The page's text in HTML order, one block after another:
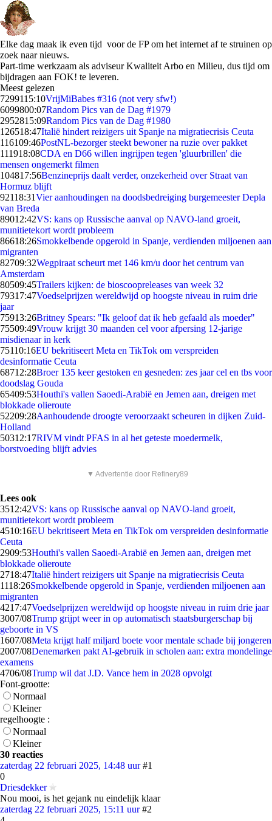
Elke dag maak ik even tijd voor de FP om het internet af te struinen op
zoek naar nieuws.
Part-time werkzaam als adviseur Kwaliteit Arbo en Milieu, dus tijd om
bijdragen aan FOK! te leveren.
Meest gelezen
7299115:10VrijMiBabes #316 (not very sfw!)
6099800:07Random Pics van de Dag #1979
2952815:09Random Pics van de Dag #1980
126518:47Italië hindert reizigers uit Spanje na migratiecrisis Ceuta
116109:46PostNL-bezorger steekt bewoner na ruzie over pakket
111918:08CDA en D66 willen ingrijpen tegen 'gluurbrillen' die
mensen ongemerkt filmen
104817:56Benzineprijs daalt verder, onzekerheid over Straat van
Hormuz blijft
92118:31Vier aanhoudingen na doodsbedreiging burgemeester Depla
van Breda
89012:42VS: kans op Russische aanval op NAVO-land groeit,
munitietekort wordt probleem
86618:26Smokkelbende opgerold in Spanje, verdienden miljoenen aan
migranten
82709:32Wegpiraat scheurt met 146 km/u door het centrum van
Amsterdam
80509:45Trailers kijken: de bioscoopreleases van week 32
79317:47Voedselprijzen wereldwijd op hoogste niveau in ruim drie
jaar
75913:26Britney Spears: "Ik geloof dat ik heb gefaald als moeder"
75509:49Vrouw krijgt 30 maanden cel voor afpersing 12-jarige
misdienaar in kerk
75110:16EU bekritiseert Meta en TikTok om verspreiden
desinformatie Ceuta
68712:28Broer 135 keer gestoken en gesneden: zes jaar cel en tbs voor
doodslag Gouda
65409:53Houthi's vallen Saoedi-Arabië en Jemen aan, dreigen met
blokkade olieroute
52209:28Aanhoudende droogte veroorzaakt scheuren in dijken Zuid-
Holland
50312:17RIVM vindt PFAS in al het geteste moedermelk,
borstvoeding blijft advies
▼ Advertentie door Refinery89
Lees ook
3512:42VS: kans op Russische aanval op NAVO-land groeit,
munitietekort wordt probleem
4510:16EU bekritiseert Meta en TikTok om verspreiden desinformatie
Ceuta
2909:53Houthi's vallen Saoedi-Arabië en Jemen aan, dreigen met
blokkade olieroute
2718:47Italië hindert reizigers uit Spanje na migratiecrisis Ceuta
1118:26Smokkelbende opgerold in Spanje, verdienden miljoenen aan
migranten
4217:47Voedselprijzen wereldwijd op hoogste niveau in ruim drie jaar
3007/08Trump grijpt weer in op automatisch staatsburgerschap bij
geboorte in VS
1607/08Meta krijgt half miljard boete voor mentale schade bij jongeren
2007/08Denemarken pakt AI-gebruik in scholen aan: extra mondelinge
examens
4706/08Trump wil dat J.D. Vance hem in 2028 opvolgt
Font-grootte:
Normaal
Kleiner
regelhoogte :
Normaal
Kleiner
30 reacties
zaterdag 22 februari 2025, 14:48 uur #1
0
Driesdekker
Nou mooi, is het gejank nu eindelijk klaar
zaterdag 22 februari 2025, 15:11 uur #2